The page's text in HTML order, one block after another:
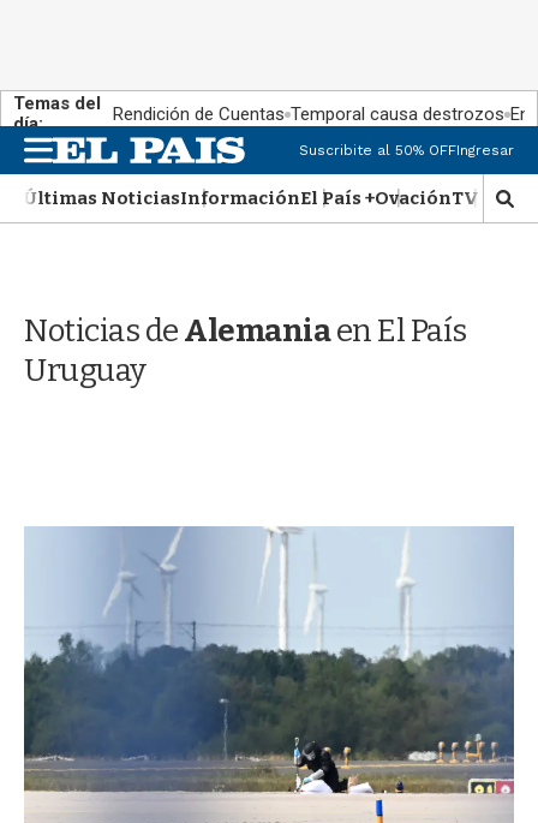
Temas del
día:
Rendición de Cuentas Temporal causa destrozos En
M
e
n
u
Suscribite al 50% OFFIngresar
Últimas NoticiasInformaciónEl País +OvaciónTV Show
M
o
d
Noticias deAlemaniaen El País
Uruguay